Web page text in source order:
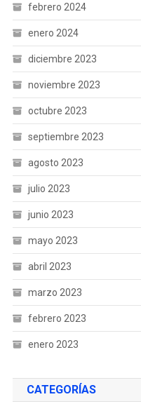
febrero 2024
enero 2024
diciembre 2023
noviembre 2023
octubre 2023
septiembre 2023
agosto 2023
julio 2023
junio 2023
mayo 2023
abril 2023
marzo 2023
febrero 2023
enero 2023
CATEGORÍAS